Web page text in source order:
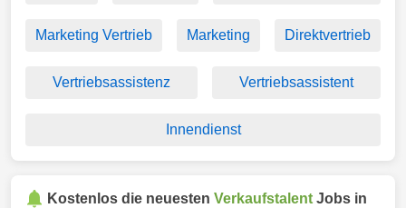
Marketing Vertrieb Marketing Direktvertrieb
Vertriebsassistenz Vertriebsassistent
Innendienst
Kostenlos die neuesten Verkaufstalent Jobs in